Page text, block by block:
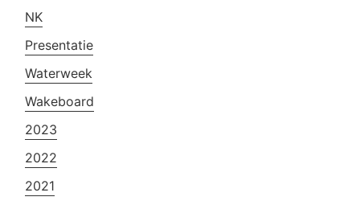
NK
Presentatie
Waterweek
Wakeboard
2023
2022
2021